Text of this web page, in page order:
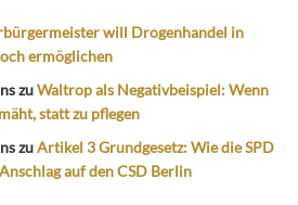
will Drogenhandel in
ermöglichen
zuWaltrop als Negativbeispiel: Wenn
statt zu pflegen
zuArtikel 3 Grundgesetz: Wie die SPD
auf den CSD Berlin